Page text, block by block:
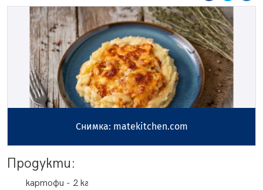
Снимка: matekitchen.com
Продукти:
картофи - 2 кг